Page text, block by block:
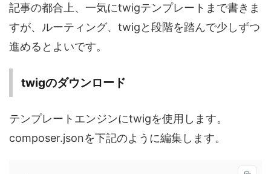
記事の都合上、一気にtwigテンプレートまで書きま
すが、ルーティング、twigと段階を踏んで少しずつ
進めるとよいです。
twigのダウンロード
テンプレートエンジンにtwigを使用します。
composer.jsonを下記のように編集します。